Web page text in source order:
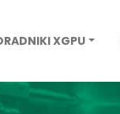
XGPU